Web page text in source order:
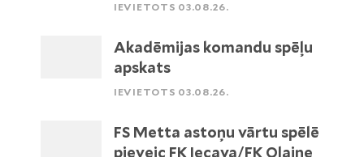
IEVIETOTS 03.08.26.
Akadēmijas komandu spēļu
apskats
IEVIETOTS 03.08.26.
FS Metta astoņu vārtu spēlē
pieveic FK Iecava/FK Olaine